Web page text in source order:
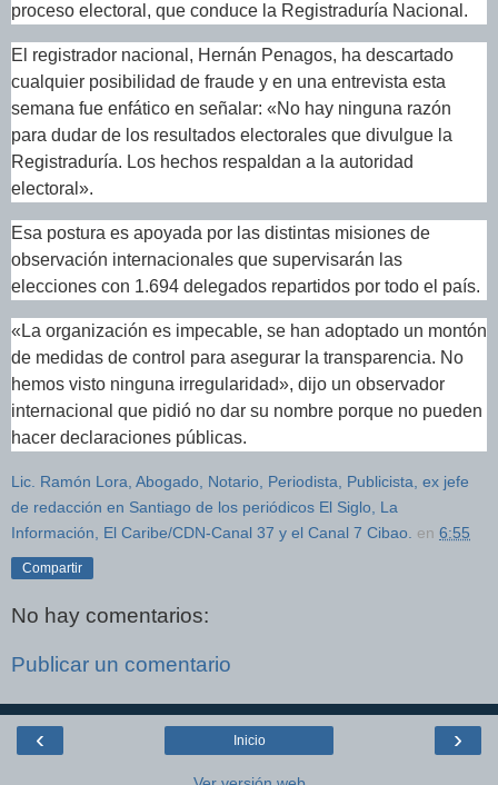
proceso electoral, que conduce la Registraduría Nacional.
El registrador nacional, Hernán Penagos, ha descartado
cualquier posibilidad de fraude y en una entrevista esta
semana fue enfático en señalar: «No hay ninguna razón
para dudar de los resultados electorales que divulgue la
Registraduría. Los hechos respaldan a la autoridad
electoral».
Esa postura es apoyada por las distintas misiones de
observación internacionales que supervisarán las
elecciones con 1.694 delegados repartidos por todo el país.
«La organización es impecable, se han adoptado un montón
de medidas de control para asegurar la transparencia. No
hemos visto ninguna irregularidad», dijo un observador
internacional que pidió no dar su nombre porque no pueden
hacer declaraciones públicas.
Lic. Ramón Lora, Abogado, Notario, Periodista, Publicista, ex jefe
de redacción en Santiago de los periódicos El Siglo, La
Información, El Caribe/CDN-Canal 37 y el Canal 7 Cibao. en 6:55
Compartir
No hay comentarios:
Publicar un comentario
‹ ›
Inicio